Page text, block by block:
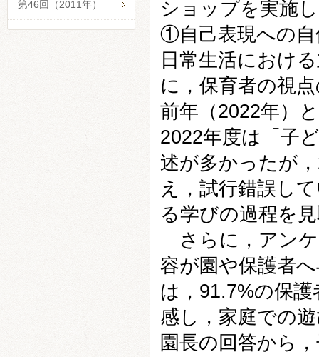
ショップを実施
①自己表現への
日常生活におけ
に，保育者の視
前年（2022年）
2022年度は「子
述が多かったが
え，試行錯誤し
る学びの過程を
さらに，アンケ
容が園や保護者
は，91.7%の保
感し，家庭での
園長の回答から
第46回（2011年）